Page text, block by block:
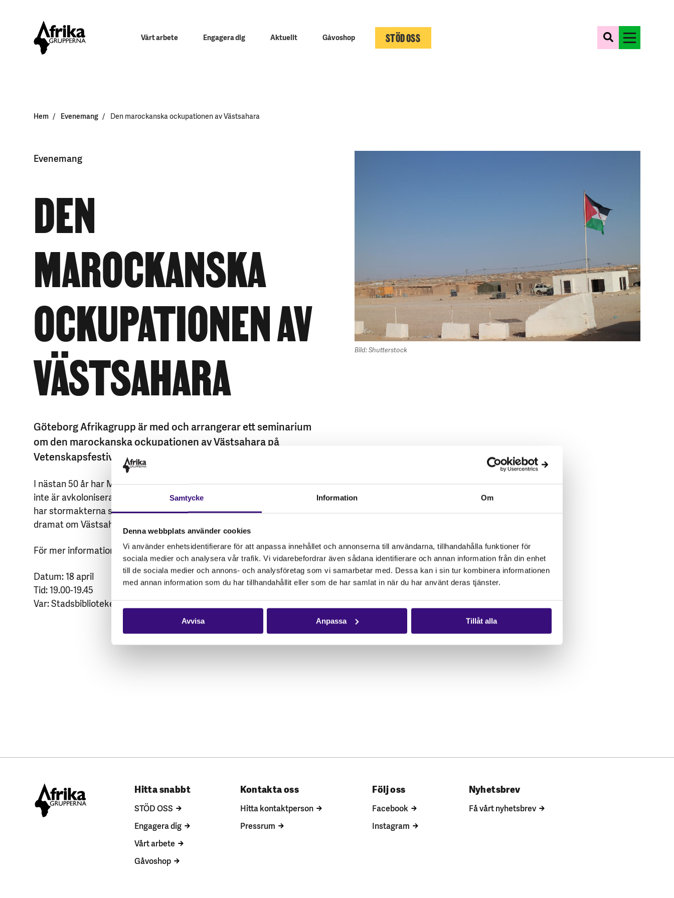
Samtycke Information Om
Denna webbplats använder cookies
Vi använder enhetsidentifierare för att anpassa innehållet och annonserna till användarna, tillhandahålla funktioner för
sociala medier och analysera vår trafik. Vi vidarebefordrar även sådana identifierare och annan information från din enhet
till de sociala medier och annons- och analysföretag som vi samarbetar med. Dessa kan i sin tur kombinera informationen
med annan information som du har tillhandahållit eller som de har samlat in när du har använt deras tjänster.
Avvisa Anpassa Tillåt alla
Vårt arbete Engagera dig Aktuellt Gåvoshop STÖD OSS
Hem Evenemang Den marockanska ockupationen av Västsahara
Evenemang
DEN
MAROCKANSKA
OCKUPATIONEN AV
VÄSTSAHARA
Göteborg Afrikagrupp är med och arrangerar ett seminarium
om den marockanska ockupationen av Västsahara på
Vetenskapsfestivalen i Göteborg.
I nästan 50 år har Marocko ockuperat delar av Västsahara – som ännu
inte är avkoloniserat. Frågan ligger på FN:s bord, men i säkerhetsrådet
har stormakterna sina egna intressen. Vilken roll spelar västvärlden i
dramat om Västsahara?
För mer information, vänligen klickaHÄR!
Datum: 18 april
Tid: 19.00-19.45
Var: Stadsbiblioteket i Göteborg
Bild: Shutterstock
Hitta snabbt
STÖD OSS
Engagera dig
Vårt arbete
Gåvoshop
Kontakta oss
Hitta kontaktperson
Pressrum
Följ oss
Facebook
Instagram
Nyhetsbrev
Få vårt nyhetsbrev